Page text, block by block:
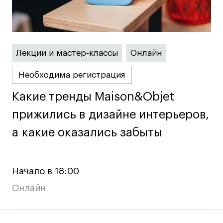
Для прессы
Ресурсы
Партнеры
Связи с индустрией
Вакансии
Поступающим
Иностранным студентам
График учебного года
Лекции и мастер-классы Онлайн
Необходима регистрация
Какие тренды Maison&Objet
прижились в дизайне интерьеров,
а какие оказались забыты
Какие тренды Maison&Objet
прижились в дизайне интерьеров,
а какие оказались забыты
Начало в 18:00
Онлайн